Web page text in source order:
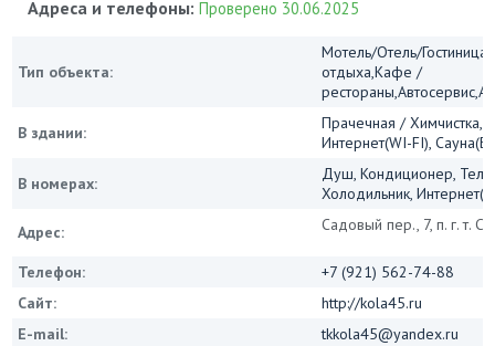
Адреса и телефоны:Проверено 30.06.2025
Тип объекта:
Мотель/Отель/
отдыха,Кафе /
В здании:
Прачечная / Химчистка,
Интернет(WI-FI),
В номерах:
Душ, Кондиционер,
Холодильник,
Адрес:
Садовый пер., 7, п. г. т.
Телефон:
+7 (921) 562-74-88
Сайт:
http://kola45.ru
E-mail:
tkkola45@yandex.ru